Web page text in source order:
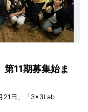
11期募集始ま
21日、「3×3Lab